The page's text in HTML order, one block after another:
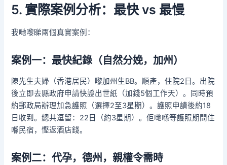
5. 實際案例分析：最快 vs 最慢
我哋嚟睇兩個真實案例：
案例一：最快紀錄（自然分娩，加州）
陳先生夫婦（香港居民）嚟加州生BB。順產，住院2日。出院
後立即去縣政府申請快證出世紙（加錢5個工作天）。同時預
約郵政局辦理加急護照（選擇2至3星期）。護照申請後約18
日收到。總共逗留：22日（約3星期）。佢哋喺等護照期間住
喺民宿，慳返酒店錢。
案例二：代孕，德州，親權令需時